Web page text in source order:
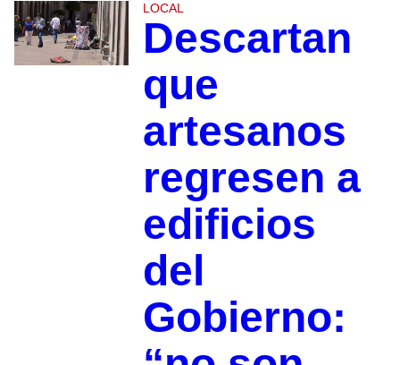
LOCAL
Descartan
que
artesanos
regresen a
edificios
del
Gobierno: